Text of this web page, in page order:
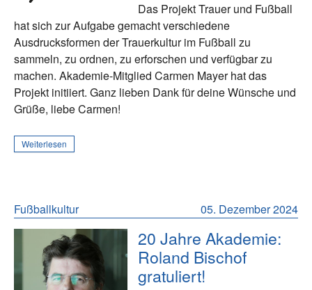
Das Projekt Trauer und Fußball
hat sich zur Aufgabe gemacht verschiedene
Ausdrucksformen der Trauerkultur im Fußball zu
sammeln, zu ordnen, zu erforschen und verfügbar zu
machen. Akademie-Mitglied Carmen Mayer hat das
Projekt initiiert. Ganz lieben Dank für deine Wünsche und
Grüße, liebe Carmen!
Weiterlesen
05. Dezember 2024
Fußballkultur
20 Jahre Akademie:
Roland Bischof
gratuliert!